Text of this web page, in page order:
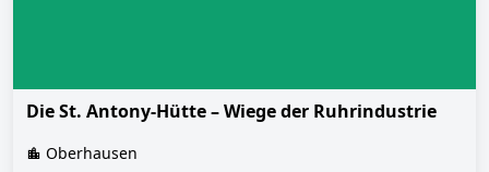
Die St. Antony-Hütte – Wiege der Ruhrindustrie
Oberhausen